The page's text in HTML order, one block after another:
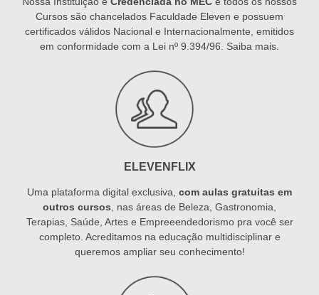
Cursos são chancelados Faculdade Eleven e possuem
certificados válidos Nacional e Internacionalmente, emitidos
em conformidade com a Lei nº 9.394/96. Saiba mais
ELEVENFLIX
Uma plataforma digital exclusiva, com aulas gratuitas em
outros cursos, nas áreas de Beleza, Gastronomia,
Terapias, Saúde, Artes e Empreeendedorismo pra você ser
completo. Acreditamos na educação multidisciplinar e
queremos ampliar seu conhecimento!